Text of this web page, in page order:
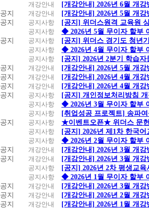
개강안내
[개강안내] 2026년 6월 개
공지
개강안내
[개강안내] 2026년 5월 개
공지
공지사항
[공지] 위더스원격 교육원
공지사항
◆ 2026년 5월 무이자 할부
공지
공지사항
[공지] 위더스 경기도 청년
공지사항
◆ 2026년 4월 무이자 할부
공지사항
[공지] 2026년 2분기 학습자
공지
개강안내
[개강안내] 2026년 5월 개
공지
개강안내
[개강안내] 2026년 4월 개
공지
개강안내
[개강안내] 2026년 4월 개
공지
공지사항
[공지] 개인정보처리방침
공지사항
◆ 2026년 3월 무이자 할부
공지사항
[취업성공 프로젝트] 송파
공지
공지사항
★이벤트오픈★ 위더스 문
공지사항
[공지] 2026년 제1차 한국
공지사항
◆ 2026년 2월 무이자 할부
공지
개강안내
[개강안내] 2026년 3월 개
공지
개강안내
[개강안내] 2026년 3월 개
공지사항
[공지] 2026년 2차 평생교
공지사항
◆ 2026년 1월 무이자 할부
공지
개강안내
[개강안내] 2026년 3월 개
공지
개강안내
[개강안내] 2026년 2월 개
공지
개강안내
[개강안내] 2026년 1월 개